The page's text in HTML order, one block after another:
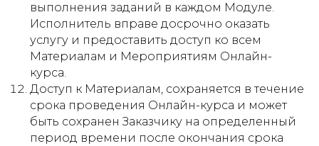
выполнения заданий в каждом Модуле.
Исполнитель вправе досрочно оказать
услугу и предоставить доступ ко всем
Материалам и Мероприятиям Онлайн-
курса.
Доступ к Материалам, сохраняется в течение
срока проведения Онлайн-курса и может
быть сохранен Заказчику на определенный
период времени после окончания срока